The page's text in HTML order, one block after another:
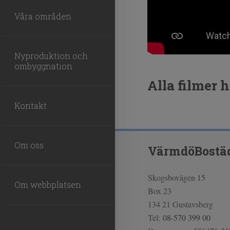
Våra områden
Nyproduktion och
ombyggnation
Kontakt
Om oss
Om webbplatsen
Alla filmer
Skogsbovägen 15
Box 23
134 21 Gustavsberg
Tel: 08-570 399 00